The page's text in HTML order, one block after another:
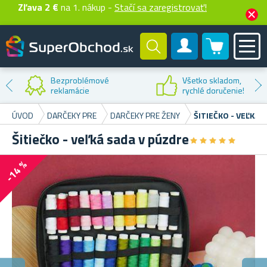
Zľava 2 € na 1. nákup - Stačí sa zaregistrovať!
Zákaznícky účet
0 produktů
Zľava na
prvý nákup
ÚVOD DARČEKY PRE DARČEKY PRE ŽENY ŠITIEČKO - VEĽKÁ
Šitiečko - veľká sada v púzdre★★★★★
★★★★★
-14 %